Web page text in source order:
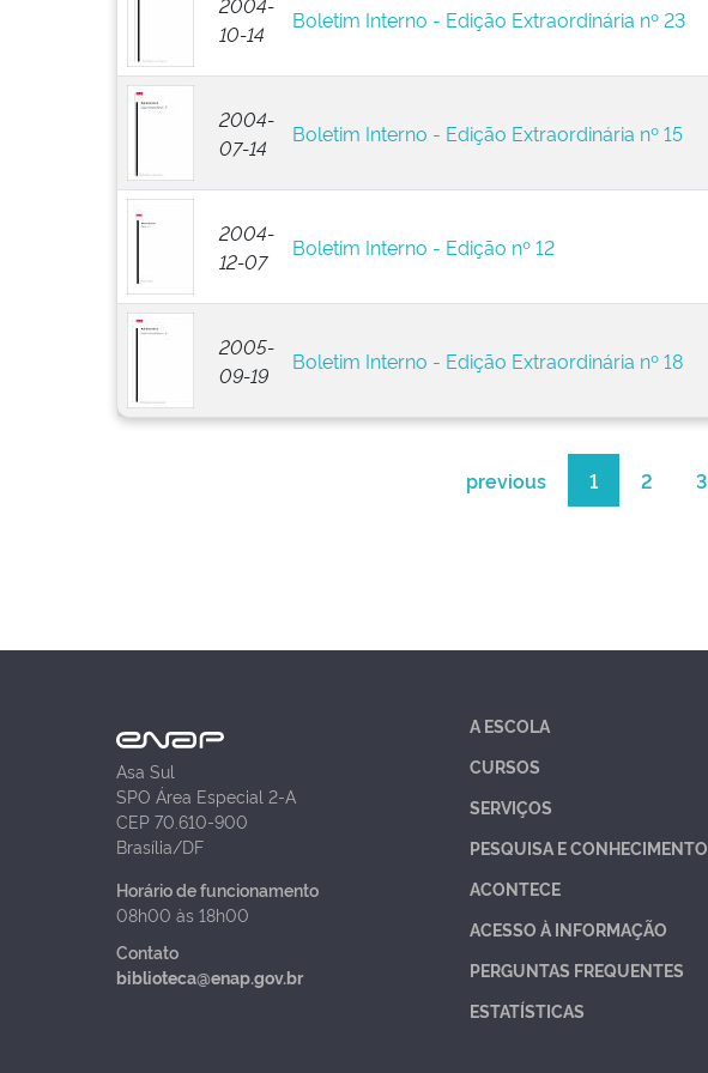
10-14
Boletim Interno - Edição Extraordinária nº 23
2004-
07-14
Boletim Interno - Edição Extraordinária nº 15
2004-
12-07
Boletim Interno - Edição nº 12
2005-
09-19
Boletim Interno - Edição Extraordinária nº 18
previous 1 2 3
Asa Sul
SPO Área Especial 2-A
CEP 70.610-900
Brasília/DF
Horário de funcionamento
08h00 às 18h00
Contato
biblioteca@enap.gov.br
A ESCOLA
CURSOS
SERVIÇOS
PESQUISA E CONHECIMENTO
ACONTECE
ACESSO À INFORMAÇÃO
PERGUNTAS FREQUENTES
ESTATÍSTICAS